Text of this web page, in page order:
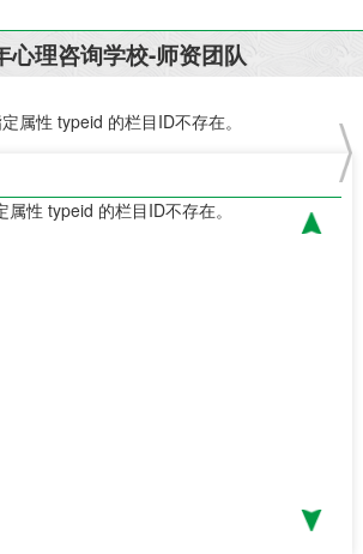
心理咨询学校-师资团队
属性 typeid 的栏目ID不存在。 标
性 typeid 的栏目ID不存在。